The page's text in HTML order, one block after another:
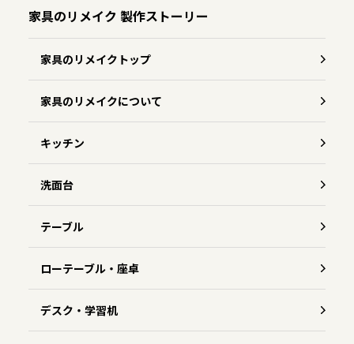
家具のリメイク 製作ストーリー
家具のリメイクトップ
家具のリメイクについて
キッチン
洗面台
テーブル
ローテーブル・座卓
デスク・学習机